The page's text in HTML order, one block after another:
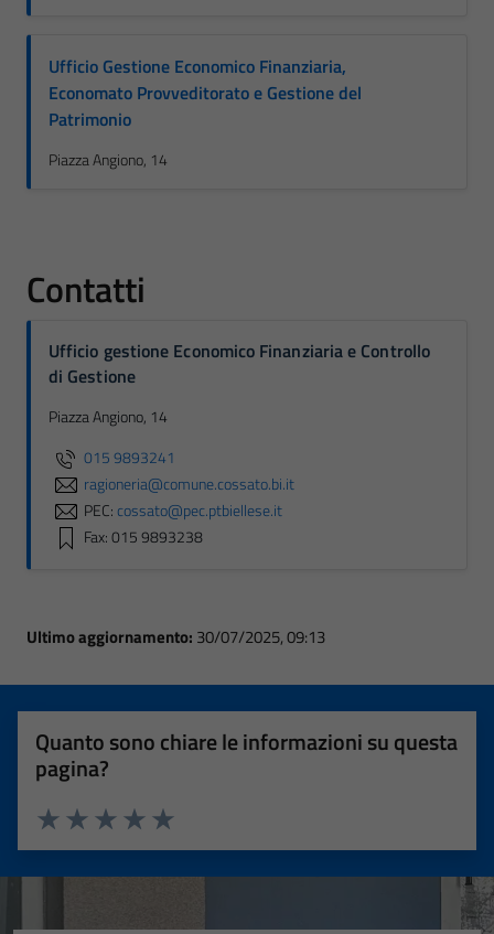
Ufficio Gestione Economico Finanziaria,
Economato Provveditorato e Gestione del
Patrimonio
Piazza Angiono, 14
Contatti
Ufficio gestione Economico Finanziaria e Controllo
di Gestione
Piazza Angiono, 14
015 9893241
ragioneria@comune.cossato.bi.it
PEC:cossato@pec.ptbiellese.it
Fax: 015 9893238
Ultimo aggiornamento: 30/07/2025, 09:13
Quanto sono chiare le informazioni su questa
pagina?
Valuta 5 stelle su 5
Valuta 4 stelle su 5
Valuta 3 stelle su 5
Valuta 2 stelle su 5
Valuta 1 stelle su 5